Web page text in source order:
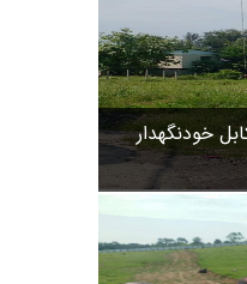
خودنگهدار